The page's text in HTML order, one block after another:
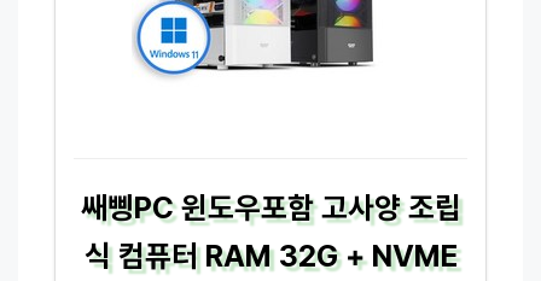
쌔삥PC 윈도우포함 고사양 조립
식 컴퓨터 RAM 32G + NVME